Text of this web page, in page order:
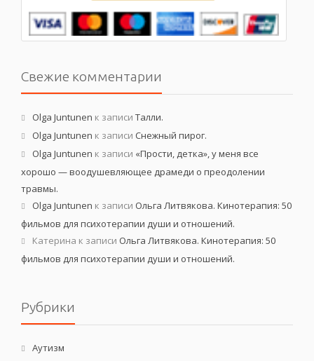
Свежие комментарии
Olga Juntunen к записи Талли.
Olga Juntunen к записи Снежный пирог.
Olga Juntunen к записи «Прости, детка», у меня все
хорошо — воодушевляющее драмеди о преодолении
травмы.
Olga Juntunen к записи Ольга Литвякова. Кинотерапия: 50
фильмов для психотерапии души и отношений.
Катерина к записи Ольга Литвякова. Кинотерапия: 50
фильмов для психотерапии души и отношений.
Рубрики
Аутизм